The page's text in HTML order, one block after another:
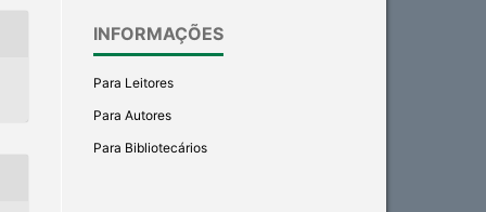
INFORMAÇÕES
Para Leitores
Para Autores
Para Bibliotecários